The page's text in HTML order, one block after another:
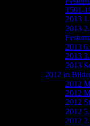
1591-
2013
2013
2013
2013
2013
2012 in
2012
2012
2012
2012
2012